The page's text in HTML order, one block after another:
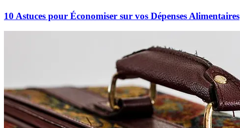
10 Astuces pour Économiser sur vos Dépenses Alimentaires